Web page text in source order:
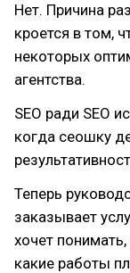
Нет. Причина
кроется в том,
некоторых
агентства.
SEO ради SEO
когда сеошку
Теперь
заказывает
хочет
какие работы